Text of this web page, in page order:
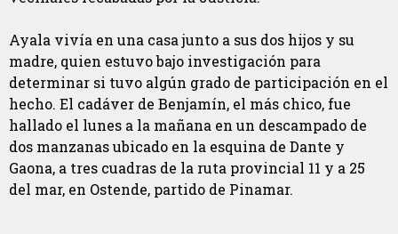
Ayala vivía en una casa junto a sus dos hijos y su
madre, quien estuvo bajo investigación para
determinar si tuvo algún grado de participación en el
hecho. El cadáver de Benjamín, el más chico, fue
hallado el lunes a la mañana en un descampado de
dos manzanas ubicado en la esquina de Dante y
Gaona, a tres cuadras de la ruta provincial 11 y a 25
del mar, en Ostende, partido de Pinamar.